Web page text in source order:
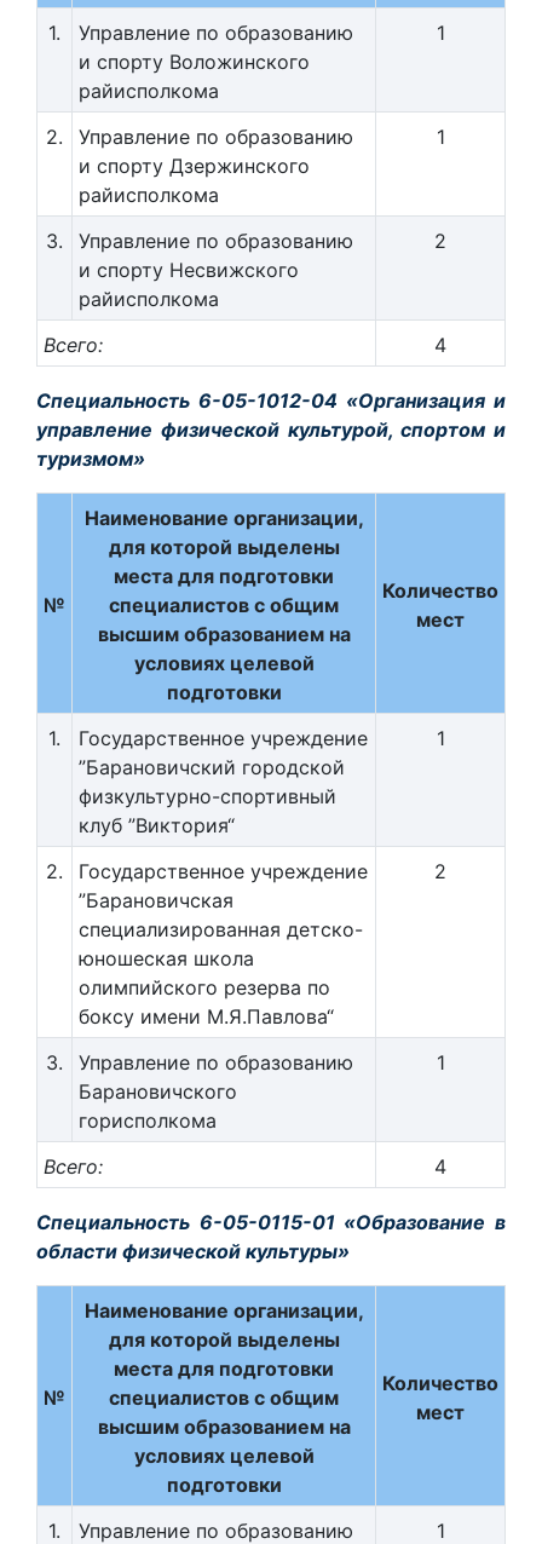
1.
Управление по образованию
и спорту Воложинского
райисполкома
1
2.
Управление по образованию
и спорту Дзержинского
райисполкома
1
3.
Управление по образованию
и спорту Несвижского
райисполкома
2
Всего: 4
Специальность 6-05-1012-04 «Организация и
управление физической культурой, спортом и
туризмом»
№
Наименование организации,
для которой выделены
места для подготовки
специалистов с общим
высшим образованием на
условиях целевой
подготовки
Количество
мест
1.
Государственное учреждение
”Барановичский городской
физкультурно-спортивный
клуб ”Виктория“
1
2.
Государственное учреждение
”Барановичская
специализированная детско-
юношеская школа
олимпийского резерва по
боксу имени М.Я.Павлова“
2
3.
Управление по образованию
Барановичского
горисполкома
1
Всего: 4
Специальность 6-05-0115-01 «Образование в
области физической культуры»
№
Наименование организации,
для которой выделены
места для подготовки
специалистов с общим
высшим образованием на
условиях целевой
подготовки
Количество
мест
1.
Управление по образованию
1